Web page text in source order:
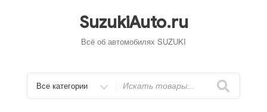
SuzukiAuto.ru
Всё об автомобилях SUZUKI
Искать